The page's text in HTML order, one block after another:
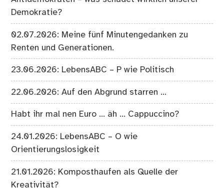
Demokratie?
02.07.2026: Meine fünf Minutengedanken zu
Renten und Generationen.
23.06.2026: LebensABC – P wie Politisch
22.06.2026: Auf den Abgrund starren …
Habt ihr mal nen Euro … äh … Cappuccino?
24.01.2026: LebensABC – O wie
Orientierungslosigkeit
21.01.2026: Komposthaufen als Quelle der
Kreativität?